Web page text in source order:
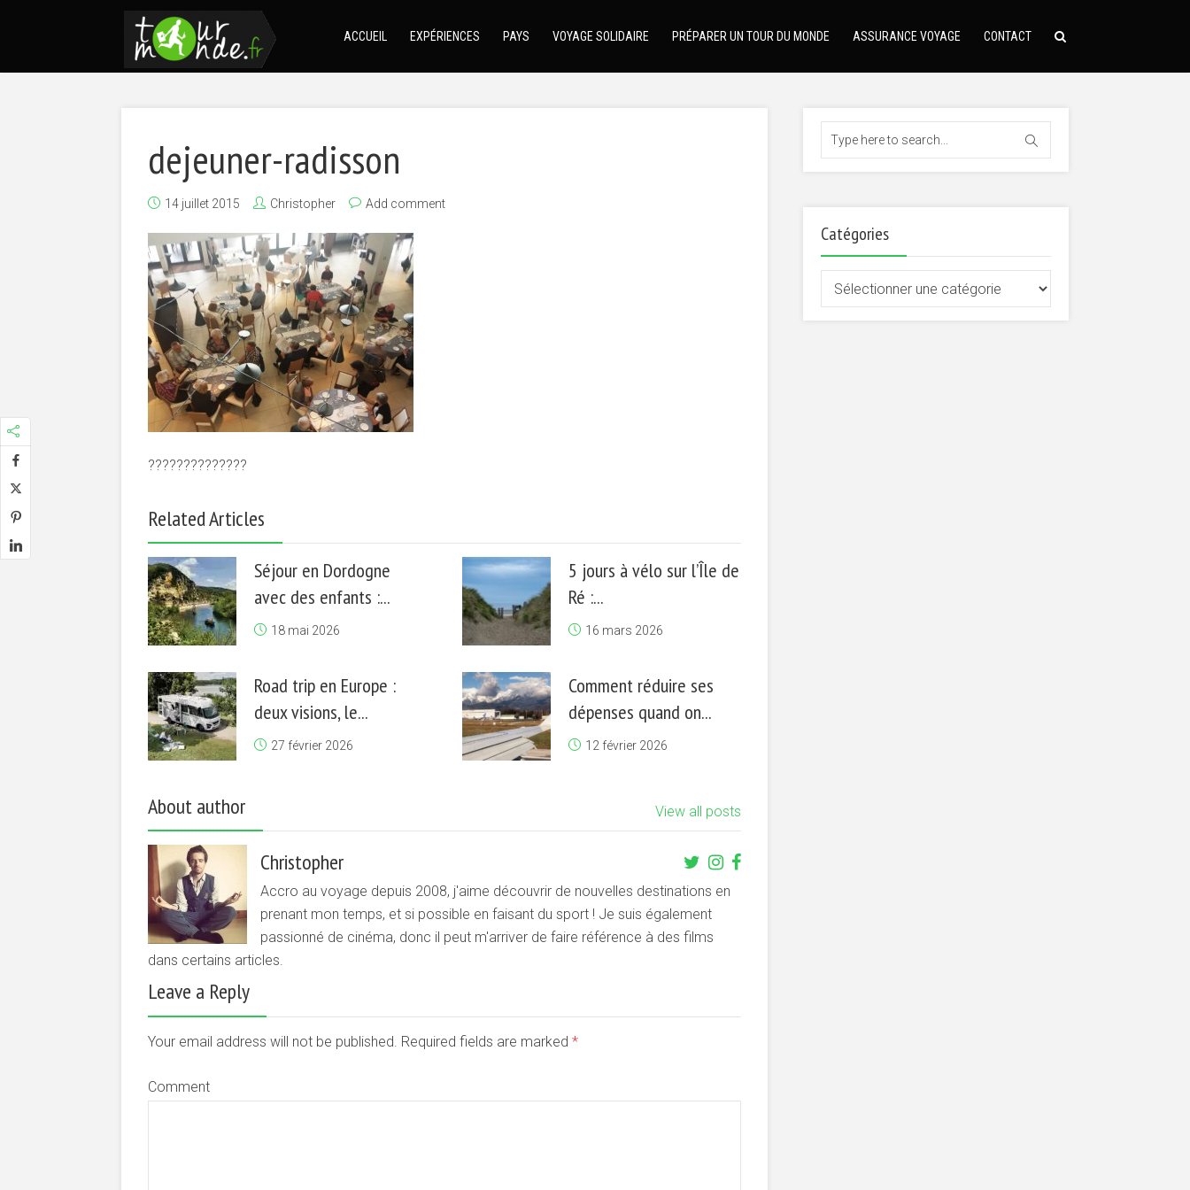
ACCUEIL EXPÉRIENCES PAYS VOYAGE SOLIDAIRE PRÉPARER UN TOUR DU MONDE ASSURANCE VOYAGE CONTACT
dejeuner-radisson
14 juillet 2015 Christopher Add comment
??????????????
Related Articles
Séjour en Dordogne
avec des enfants :...
18 mai 2026
5 jours à vélo sur l’Île de
Ré :...
16 mars 2026
Road trip en Europe :
deux visions, le...
27 février 2026
Comment réduire ses
dépenses quand on...
12 février 2026
About author View all posts
Christopher
Accro au voyage depuis 2008, j'aime découvrir de nouvelles destinations en
prenant mon temps, et si possible en faisant du sport ! Je suis également
passionné de cinéma, donc il peut m'arriver de faire référence à des films
dans certains articles.
Leave a Reply
Your email address will not be published. Required fields are marked *
Comment
Catégories